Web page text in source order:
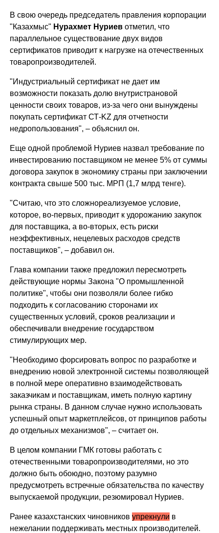
В свою очередь председатель правления корпорации
"Казахмыс" Нурахмет Нуриев отметил, что
параллельное существование двух видов
сертификатов приводит к нагрузке на отечественных
товаропроизводителей.
"Индустриальный сертификат не дает им
возможности показать долю внутристрановой
ценности своих товаров, из-за чего они вынуждены
покупать сертификатСТ-KZ для отчетности
недропользования", – объяснил он.
Еще одной проблемой Нуриев назвал требование по
инвестированию поставщиком не менее 5% от суммы
договора закупок в экономику страны при заключении
контракта свыше 500 тыс. МРП (1,7 млрд тенге).
"Считаю, что это сложнореализуемое условие,
которое, во-первых, приводит к удорожанию закупок
для поставщика, а во-вторых, есть риски
неэффективных, нецелевых расходов средств
поставщиков", – добавил он.
Глава компании также предложил пересмотреть
действующие нормы Закона "О промышленной
политике", чтобы они позволяли более гибко
подходить к согласованию сторонами их
существенных условий, сроков реализации и
обеспечивали внедрение государством
стимулирующих мер.
"Необходимо форсировать вопрос по разработке и
внедрению новой электронной системы позволяющей
в полной мере оперативно взаимодействовать
заказчикам и поставщикам, иметь полную картину
рынка страны. В данном случае нужно использовать
успешный опыт маркетплейсов, от принципов работы
до отдельных механизмов", – считает он.
В целом компании ГМК готовы работать с
отечественными товаропроизводителями, но это
должно быть обоюдно, поэтому разумно
предусмотреть встречные обязательства по качеству
выпускаемой продукции, резюмировал Нуриев.
Ранее казахстанских чиновниковупрекнули в
нежелании поддерживать местных производителей.